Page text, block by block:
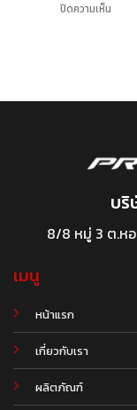
ปิดความเห็น
บริ
8/8 หมู่ 3 ต.หอ
เมนู
หน้าแรก
เกี่ยวกับเรา
ผลิตภัณฑ์